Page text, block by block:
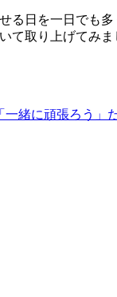
る日を一日でも多
て取り上げてみま
一緒に頑張ろう」